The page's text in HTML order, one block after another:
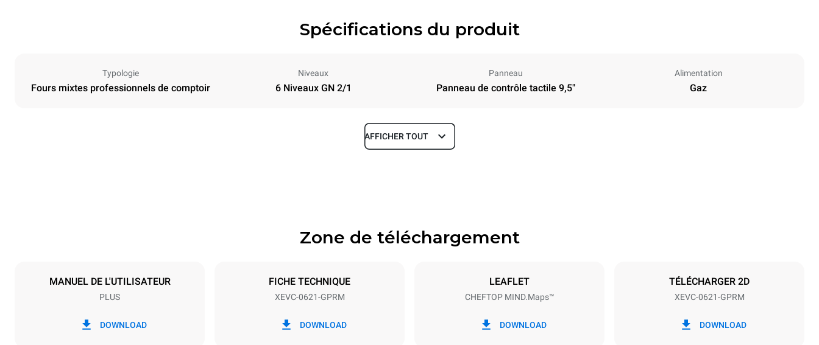
Spécifications du produit
Typologie
Fours mixtes professionnels de comptoir
Niveaux
6 Niveaux GN 2/1
Panneau
Panneau de contrôle tactile 9,5"
Alimentation
Gaz
Profondeur
Taille de la plaque
220-240V 1N~
AFFICHER TOUT
Zone de téléchargement
MANUEL DE L'UTILISATEUR
PLUS
DOWNLOAD
FICHE TECHNIQUE
XEVC-0621-GPRM
DOWNLOAD
LEAFLET
CHEFTOP MIND.Maps™
DOWNLOAD
TÉLÉCHARGER 2D
XEVC-0621-GPRM
DOWNLOAD